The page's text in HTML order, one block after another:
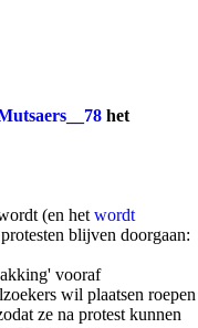
het
(en het wordt
blijven doorgaan:
vooraf
wil plaatsen roepen
ze na protest kunnen